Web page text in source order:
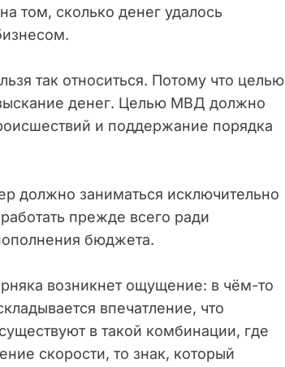
том, сколько денег удалось
так относиться. Потому что целью
денег. Целью МВД должно
и поддержание порядка
должно заниматься исключительно
прежде всего ради
бюджета.
возникнет ощущение: в чём-то
впечатление, что
в такой комбинации, где
скорости, то знак, который